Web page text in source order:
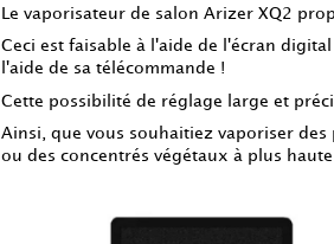
Le vaporisateur de salon Arizer XQ2
Ceci est faisable à l'aide de l'écran
l'aide de sa télécommande !
Cette possibilité de réglage large et
Ainsi, que vous souhaitiez vaporiser
ou des concentrés végétaux à plus